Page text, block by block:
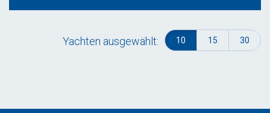
Yachten ausgewählt: 10 15 30